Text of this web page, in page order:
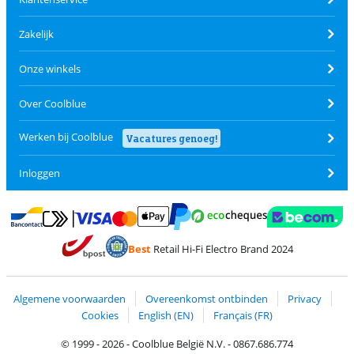
Zakelijk
Onze winkels
Over Coolblue
Werken bij Coolblue Vacatures genoeg!
Inloggen
Betalen met Bancontact
Betalen met MasterCard en Visa via ClickToPay
BestRetail Hi-Fi Electro Brand 2024
Algemene voorwaarden Overeenkomst ontbinden
Privacy
Cookies
English (EN)
Français (FR)
© 1999 - 2026 - Coolblue België N.V. - 0867.686.774